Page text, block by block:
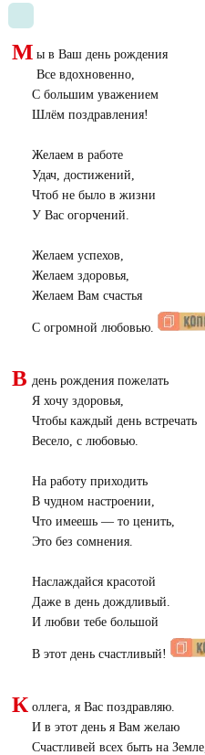
М ы в Ваш день рождения
Все вдохновенно,
С большим уважением
Шлём поздравления!
Желаем в работе
Удач, достижений,
Чтоб не было в жизни
У Вас огорчений.
Желаем успехов,
Желаем здоровья,
Желаем Вам счастья
С огромной любовью.
В день рождения пожелать
Я хочу здоровья,
Чтобы каждый день встречать
Весело, с любовью.
На работу приходить
В чудном настроении,
Что имеешь — то ценить,
Это без сомнения.
Наслаждайся красотой
Даже в день дождливый.
И любви тебе большой
В этот день счастливый!
К оллега, я Вас поздравляю.
И в этот день я Вам желаю
Счастливей всех быть на Земле,